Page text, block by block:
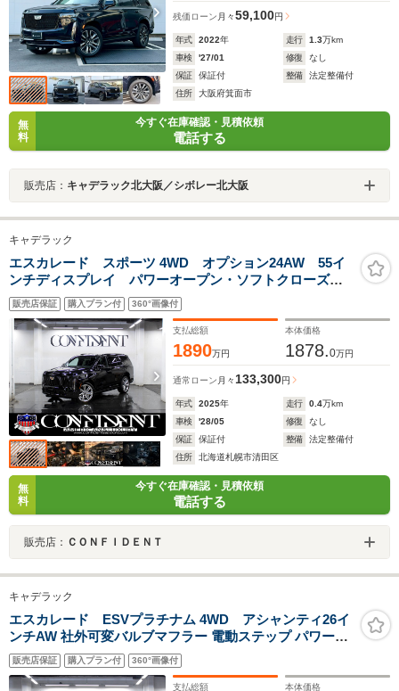
残価ローン 月々59,100円
年式 2022年 走行 1.3万km
車検
'27/01 修復
なし
保証
保証付 整備
法定整備付
住所
大阪府箕面市
無
料
今すぐ在庫確認・見積依頼
電話する
販売店： キャデラック北大阪／シボレー北大阪
キャデラック
エスカレード スポーツ 4WD オプション24AW 55イ
ンチディスプレイ パワーオープン・ソフトクローズド
ア AKG36スピーカー 後席モニター 電動ステップ
マッサージ温冷シート クーラーBOX デジタルミラー
販売店保証 購入プラン付 360°画像付
支払総額
1890万円
本体価格
1878.0万円
通常ローン 月々 133,300円
年式 2025年 走行 0.4万km
車検
'28/05 修復
なし
保証
保証付 整備
法定整備付
住所
北海道札幌市清田区
無
料
今すぐ在庫確認・見積依頼
電話する
販売店： ＣＯＮＦＩＤＥＮＴ
キャデラック
エスカレード ESVプラチナム 4WD アシャンティ26イ
ンチAW 社外可変バルブマフラー 電動ステップ パワーバ
ックドア 内装アルカンターラ張替 リアヘッドレストモニ
ター リップダウンモニター シートヒーター&クーラー
販売店保証 購入プラン付 360°画像付
支払総額 本体価格